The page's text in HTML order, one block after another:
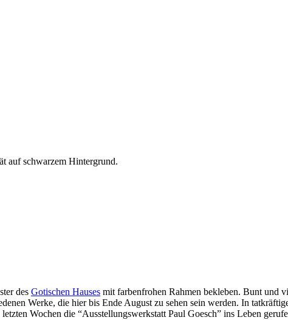
des Gotischen Hauses mit farbenfrohen Rahmen bekleben. Bunt und
Werke, die hier bis Ende August zu sehen sein werden. In
Wochen die “Ausstellungswerkstatt Paul Goesch” ins Leben